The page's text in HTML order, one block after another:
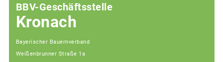
BBV-Geschäftsstelle
Kronach
Bayerischer Bauernverband
Weißenbrunner Straße 1a